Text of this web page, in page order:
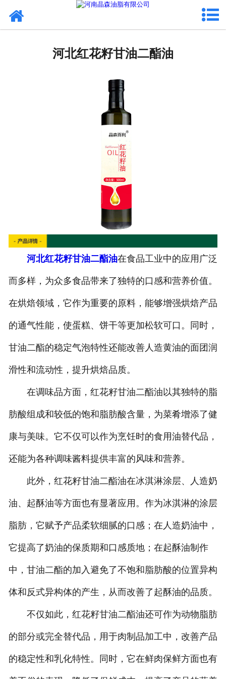
河北来料代工
河北红花籽甘油二酯油
河北红花籽甘油二酯油在食品工业中的应用广泛
而多样，为众多食品带来了独特的口感和营养价值。
在烘焙领域，它作为重要的原料，能够增强烘焙产品
的通气性能，使蛋糕、饼干等更加松软可口。同时，
甘油二酯的稳定气泡特性还能改善人造黄油的面团润
滑性和流动性，提升烘焙品质。
在调味品方面，红花籽甘油二酯油以其独特的脂
肪酸组成和较低的饱和脂肪酸含量，为菜肴增添了健
康与美味。它不仅可以作为烹饪时的食用油替代品，
还能为各种调味酱料提供丰富的风味和营养。
此外，红花籽甘油二酯油在冰淇淋涂层、人造奶
油、起酥油等方面也有显著应用。作为冰淇淋的涂层
脂肪，它赋予产品柔软细腻的口感；在人造奶油中，
它提高了奶油的保质期和口感质地；在起酥油制作
中，甘油二酯的加入避免了不饱和脂肪酸的位置异构
体和反式异构体的产生，从而改善了起酥油的品质。
不仅如此，红花籽甘油二酯油还可作为动物脂肪
的部分或完全替代品，用于肉制品加工中，改善产品
的稳定性和乳化特性。同时，它在鲜肉保鲜方面也有